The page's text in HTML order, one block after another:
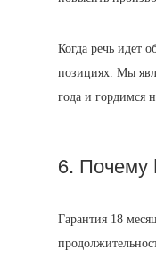
Когда речь идет
позициях. Мы
года и гордимся
6. Почему
Гарантия 18